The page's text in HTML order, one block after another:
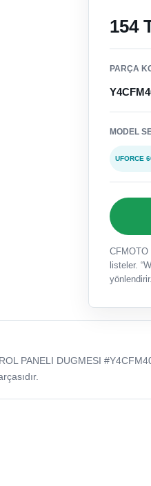
154
PARÇA
MODEL
UFORCE
CFMOTO
listeler.
yönlendirir.
PANELI DUGMESI